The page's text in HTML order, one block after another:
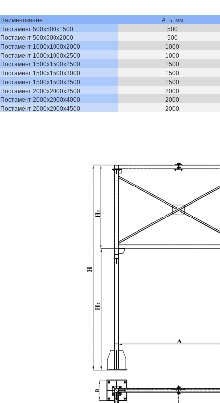
Наименование
А, Б, мм
Постамент 500х500х1500
500
Постамент 500х500х2000
500
Постамент 1000х1000х2000
1000
Постамент 1000х1000х2500
1000
Постамент 1500х1500х2500
1500
Постамент 1500х1500х3000
1500
Постамент 1500х1500х3500
1500
Постамент 2000х2000х3500
2000
Постамент 2000х2000х4000
2000
Постамент 2000х2000х4500
2000